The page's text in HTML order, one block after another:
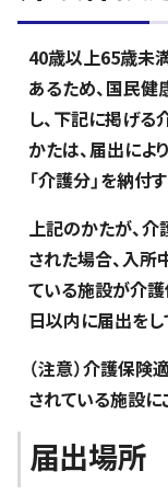
40歳以上65歳未
あるため、国民健
し、下記に掲げ
かたは、届出によ
「介護分」を納付
上記のかたが、
された場合、入所
ている施設が介
日以内に届出をし
（注意）介護保
されている施設に
届出場所